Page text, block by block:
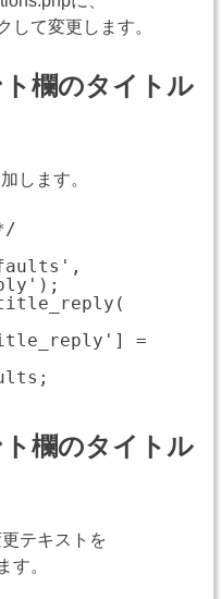
して変更します。
欄のタイトル
します。
=
欄のタイトル
テキストを
す。